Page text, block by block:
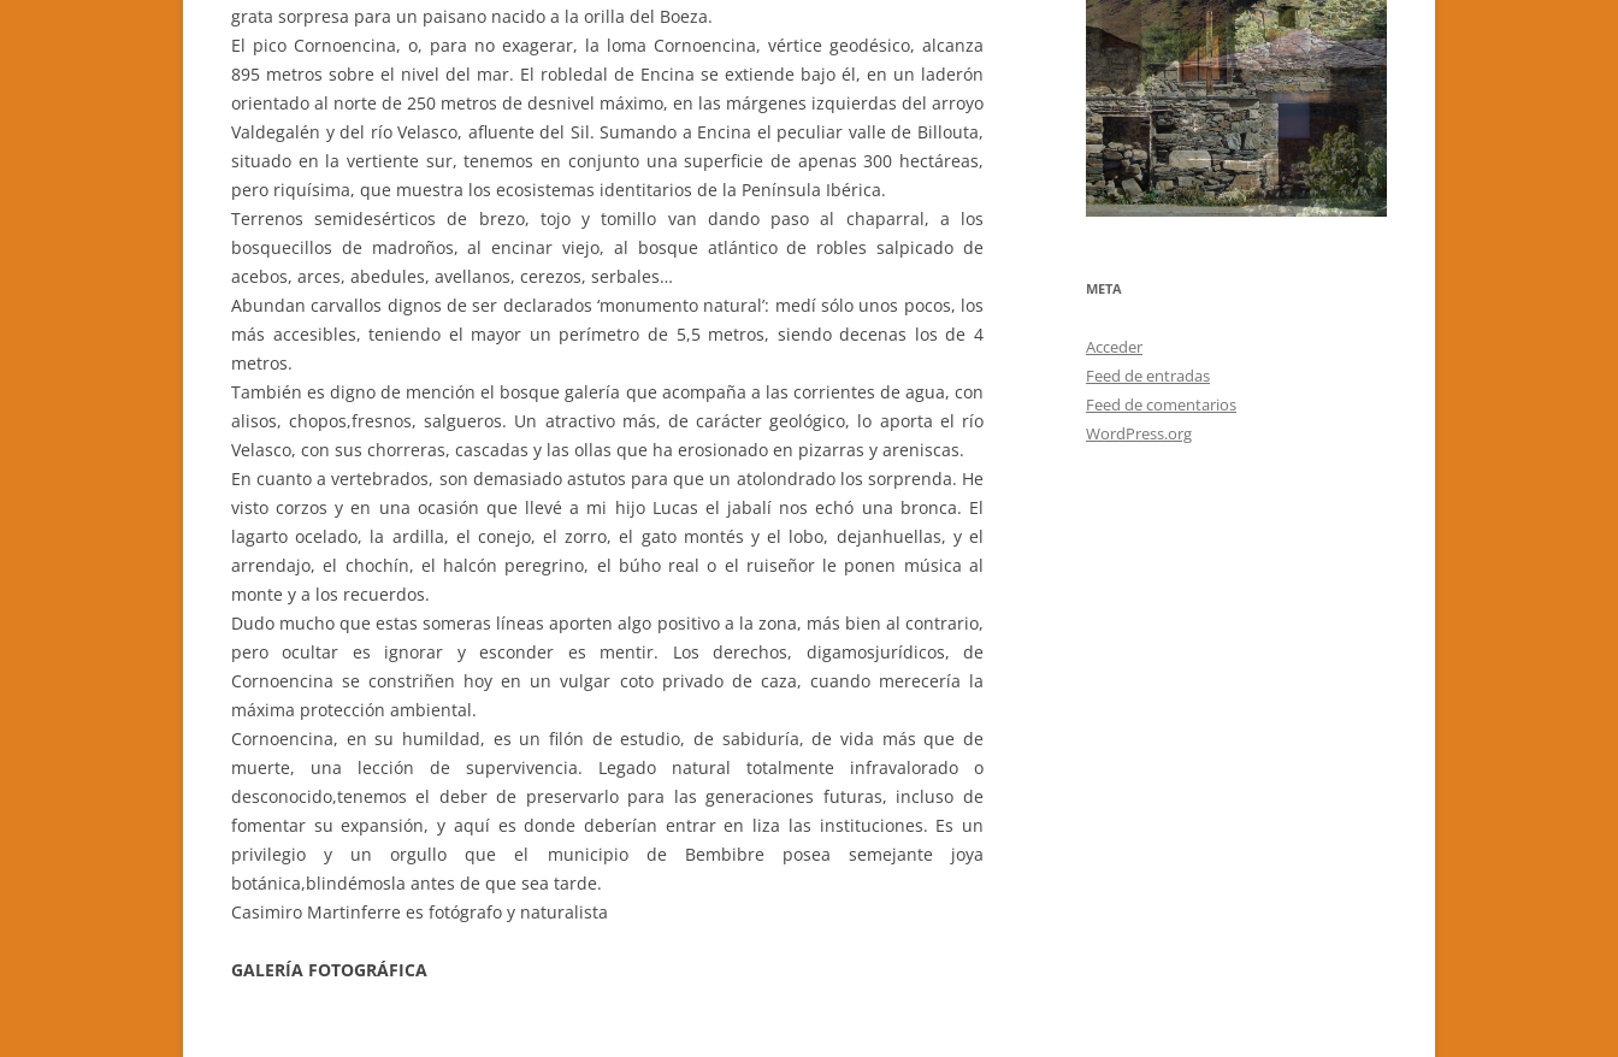
grata sorpresa para un paisano nacido a la orilla del Boeza.
El pico Cornoencina, o, para no exagerar, la loma Cornoencina, vértice geodésico, alcanza
895 metros sobre el nivel del mar. El robledal de Encina se extiende bajo él, en un laderón
orientado al norte de 250 metros de desnivel máximo, en las márgenes izquierdas del arroyo
Valdegalén y del río Velasco, afluente del Sil. Sumando a Encina el peculiar valle de Billouta,
situado en la vertiente sur, tenemos en conjunto una superficie de apenas 300 hectáreas,
pero riquísima, que muestra los ecosistemas identitarios de la Península Ibérica.
Terrenos semidesérticos de brezo, tojo y tomillo van dando paso al chaparral, a los
bosquecillos de madroños, al encinar viejo, al bosque atlántico de robles salpicado de
acebos, arces, abedules, avellanos, cerezos, serbales…
Abundan carvallos dignos de ser declarados ‘monumento natural’: medí sólo unos pocos, los
más accesibles, teniendo el mayor un perímetro de 5,5 metros, siendo decenas los de 4
metros.
También es digno de mención el bosque galería que acompaña a las corrientes de agua, con
alisos, chopos,fresnos, salgueros. Un atractivo más, de carácter geológico, lo aporta el río
Velasco, con sus chorreras, cascadas y las ollas que ha erosionado en pizarras y areniscas.
En cuanto a vertebrados, son demasiado astutos para que un atolondrado los sorprenda. He
visto corzos y en una ocasión que llevé a mi hijo Lucas el jabalí nos echó una bronca. El
lagarto ocelado, la ardilla, el conejo, el zorro, el gato montés y el lobo, dejanhuellas, y el
arrendajo, el chochín, el halcón peregrino, el búho real o el ruiseñor le ponen música al
monte y a los recuerdos.
Dudo mucho que estas someras líneas aporten algo positivo a la zona, más bien al contrario,
pero ocultar es ignorar y esconder es mentir. Los derechos, digamosjurídicos, de
Cornoencina se constriñen hoy en un vulgar coto privado de caza, cuando merecería la
máxima protección ambiental.
Cornoencina, en su humildad, es un filón de estudio, de sabiduría, de vida más que de
muerte, una lección de supervivencia. Legado natural totalmente infravalorado o
desconocido,tenemos el deber de preservarlo para las generaciones futuras, incluso de
fomentar su expansión, y aquí es donde deberían entrar en liza las instituciones. Es un
privilegio y un orgullo que el municipio de Bembibre posea semejante joya
botánica,blindémosla antes de que sea tarde.
Casimiro Martinferre es fotógrafo y naturalista
GALERÍA FOTOGRÁFICA
META
Acceder
Feed de entradas
Feed de comentarios
WordPress.org